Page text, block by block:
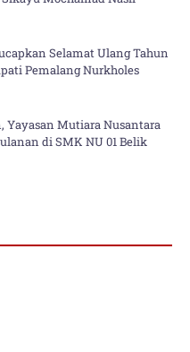
Selamat Ulang Tahun
Pemalang Nurkholes
Yayasan Mutiara Nusantara
di SMK NU 01 Belik